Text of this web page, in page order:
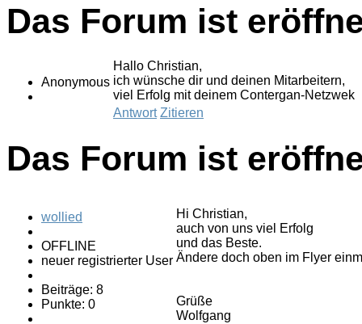
Das Forum ist
Anonymous
Hallo Christian,
ich wünsche dir und deinen Mitarbeitern,
viel Erfolg mit deinem Contergan-Netzwek
Antwort Zitieren
Das Forum ist
wollied
OFFLINE
neuer registrierter User
Beiträge: 8
Punkte: 0
Hi Christian,
auch von uns viel Erfolg
und das Beste.
Ändere doch oben im Flyer
Grüße
Wolfgang